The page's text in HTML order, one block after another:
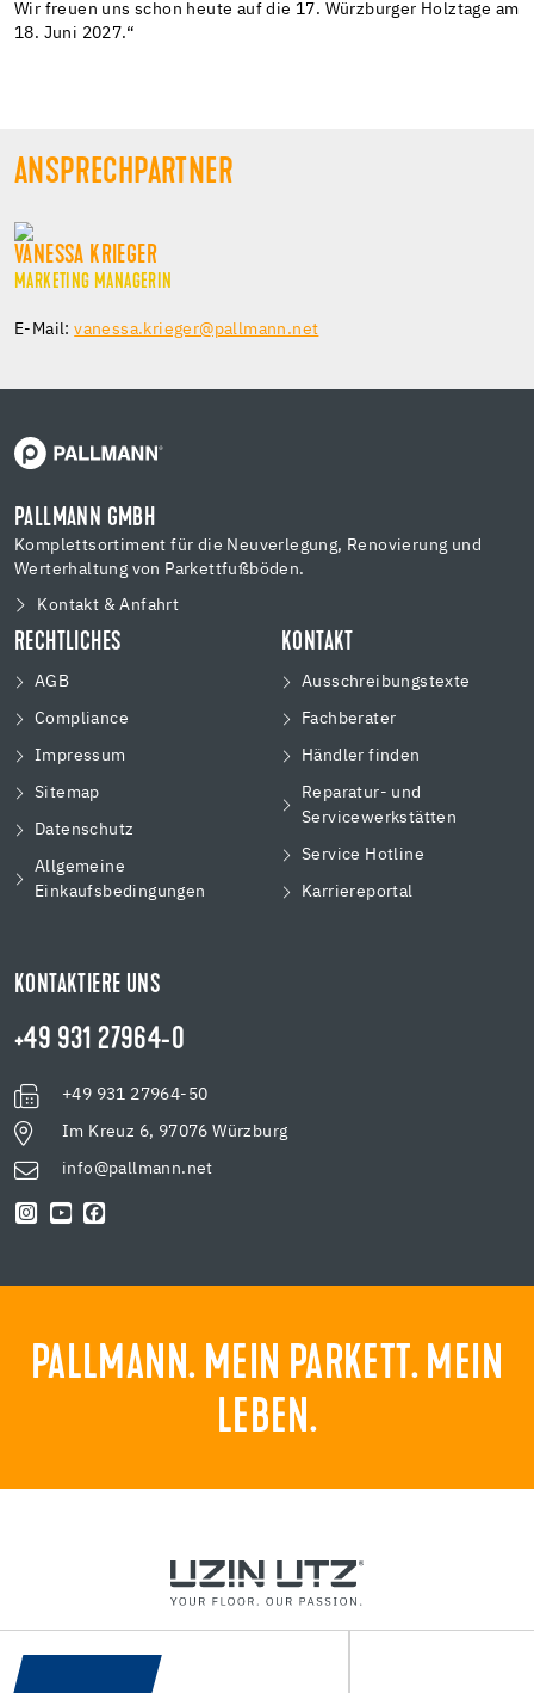
Wir freuen uns schon heute auf die 17. Würzburger Holztage am
18. Juni 2027.“
ANSPRECHPARTNER
VANESSA KRIEGER
MARKETING MANAGERIN
E-Mail:vanessa.krieger@pallmann.net
PALLMANN GMBH
Komplettsortiment für die Neuverlegung, Renovierung und
Werterhaltung von Parkettfußböden.
Kontakt & Anfahrt
RECHTLICHES
AGB
Compliance
Impressum
Sitemap
Datenschutz
Allgemeine
Einkaufsbedingungen
KONTAKT
Ausschreibungstexte
Fachberater
Händler finden
Reparatur- und
Servicewerkstätten
Service Hotline
Karriereportal
KONTAKTIERE UNS
+49 931 27964-0
+49 931 27964-50
Im Kreuz 6, 97076 Würzburg
info@pallmann.net
PALLMANN. MEIN PARKETT. MEIN
LEBEN.